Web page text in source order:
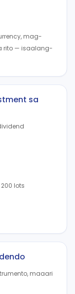
mag-
rito — isaalang-
sa
lots
maaari